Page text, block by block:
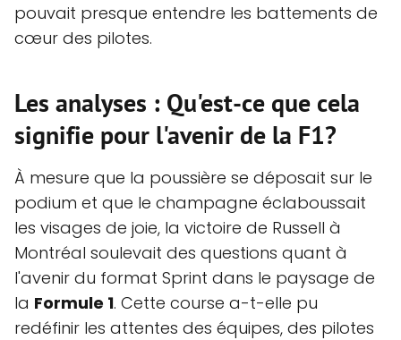
pouvait presque entendre les battements de
cœur des pilotes.
Les analyses : Qu'est-ce que cela
signifie pour l'avenir de la F1?
À mesure que la poussière se déposait sur le
podium et que le champagne éclaboussait
les visages de joie, la victoire de Russell à
Montréal soulevait des questions quant à
l'avenir du format Sprint dans le paysage de
la Formule 1. Cette course a-t-elle pu
redéfinir les attentes des équipes, des pilotes